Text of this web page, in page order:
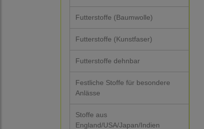
Futterstoffe (Baumwolle)
Futterstoffe (Kunstfaser)
Futterstoffe dehnbar
Festliche Stoffe für besondere
Anlässe
Stoffe aus
England/USA/Japan/Indien